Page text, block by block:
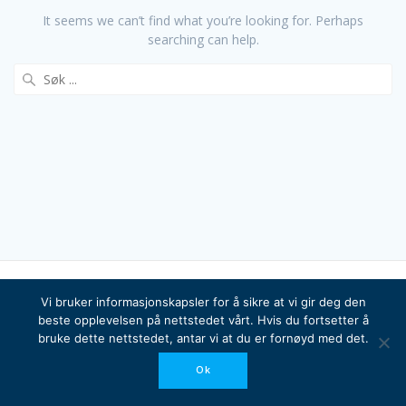
It seems we can’t find what you’re looking for. Perhaps
searching can help.
© 2026 Bragdøya Kystlag. Built using WordPress and the
Mesmerize Theme
Vi bruker informasjonskapsler for å sikre at vi gir deg den
beste opplevelsen på nettstedet vårt. Hvis du fortsetter å
bruke dette nettstedet, antar vi at du er fornøyd med det.
Ok